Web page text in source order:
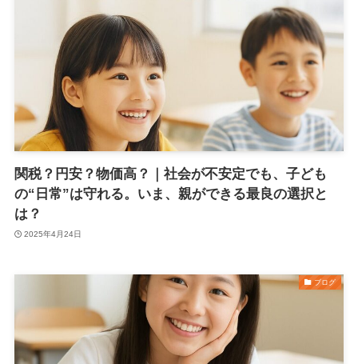
関税？円安？物価高？｜社会が不安定でも、子ども
の“日常”は守れる。いま、親ができる最良の選択と
は？
2025年4月24日
ブログ